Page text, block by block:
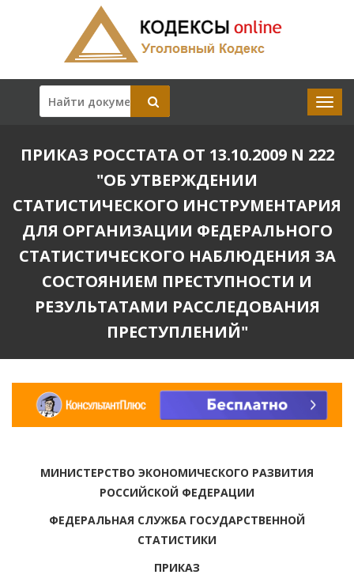
ПРИКАЗ РОССТАТА ОТ 13.10.2009 N 222
"ОБ УТВЕРЖДЕНИИ
СТАТИСТИЧЕСКОГО ИНСТРУМЕНТАРИЯ
ДЛЯ ОРГАНИЗАЦИИ ФЕДЕРАЛЬНОГО
СТАТИСТИЧЕСКОГО НАБЛЮДЕНИЯ ЗА
СОСТОЯНИЕМ ПРЕСТУПНОСТИ И
РЕЗУЛЬТАТАМИ РАССЛЕДОВАНИЯ
ПРЕСТУПЛЕНИЙ"
МИНИСТЕРСТВО ЭКОНОМИЧЕСКОГО РАЗВИТИЯ
РОССИЙСКОЙ ФЕДЕРАЦИИ
ФЕДЕРАЛЬНАЯ СЛУЖБА ГОСУДАРСТВЕННОЙ
СТАТИСТИКИ
ПРИКАЗ